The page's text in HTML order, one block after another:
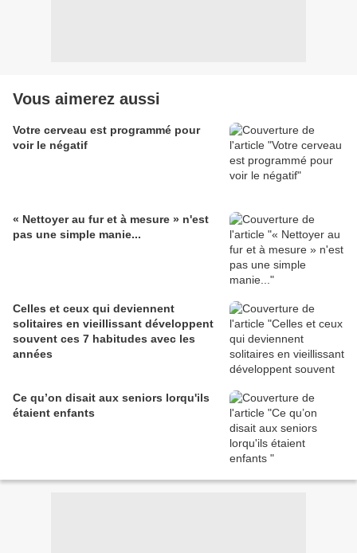
Vous aimerez aussi
Votre cerveau est programmé pour
voir le négatif
« Nettoyer au fur et à mesure » n'est
pas une simple manie...
Celles et ceux qui deviennent
solitaires en vieillissant développent
souvent ces 7 habitudes avec les
années
Ce qu’on disait aux seniors lorqu'ils
étaient enfants